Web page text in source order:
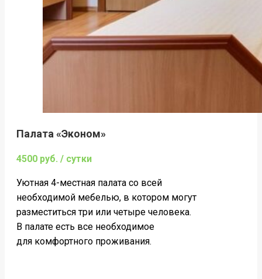
Палата «Эконом»
4500 руб. / сутки
Уютная 4-местная палата со всей
необходимой мебелью, в котором могут
разместиться три или четыре человека.
В палате есть все необходимое
для комфортного проживания.